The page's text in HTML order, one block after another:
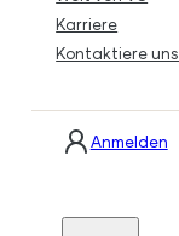
Karriere
Kontaktiere uns
Anmelden